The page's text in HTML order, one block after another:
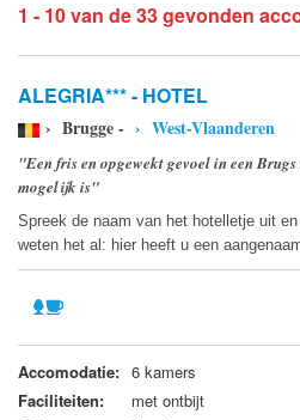
1 - 10 van de 33 gevonden
ALEGRIA*** - HOTEL
› Brugge - › West-Vlaanderen
"Een fris en opgewekt gevoel in een
mogelijk is"
Spreek de naam van het hotelletje uit
weten het al: hier heeft u een
Accomodatie: 6 kamers
Faciliteiten:
met ontbijt